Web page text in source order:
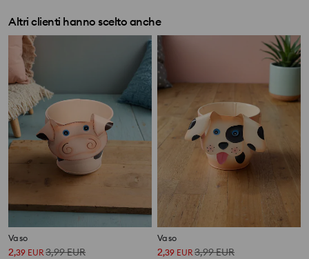
Altri clienti hanno scelto anche
Vaso
2,39 EUR3,99EUR
Vaso
2,39 EUR3,99EUR